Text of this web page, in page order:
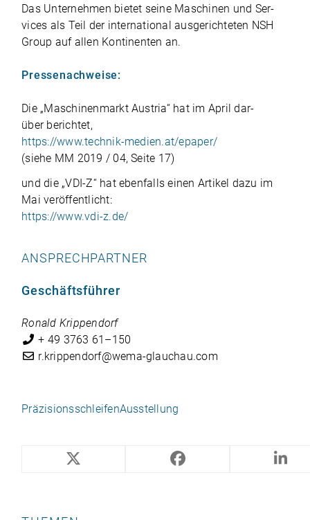
Das Unter­neh­men bie­tet seine Maschi­nen und Ser­
vices als Teil der inter­na­tio­nal aus­ge­rich­te­ten NSH
Group auf allen Kon­ti­nen­ten an.
Pressenachweise:
Die „Maschi­nen­markt Aus­tria“ hat im April dar­
über berichtet,
https://www.technik-medien.at/epaper/
(siehe MM 2019 / 04, Seite 17)
und die „VDI‑Z“ hat eben­falls einen Arti­kel dazu im
Mai veröffentlicht:
https://www.vdi‑z.de/
ANSPRECHPARTNER
Geschäftsführer
Ronald Krip­pen­dorf
+ 49 3763 61–150
r.krippendorf@wema-glauchau.com
PräzisionsschleifenAusstellung
« ÜBERSICHT